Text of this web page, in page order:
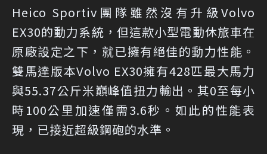
Heico Sportiv團隊雖然沒有升級Volvo
EX30的動力系統，但這款小型電動休旅車在
原廠設定之下，就已擁有絕佳的動力性能。
雙馬達版本Volvo EX30擁有428匹最大馬力
與55.37公斤米巔峰值扭力輸出。其0至每小
時100公里加速僅需3.6秒。如此的性能表
現，已接近超級鋼砲的水準。